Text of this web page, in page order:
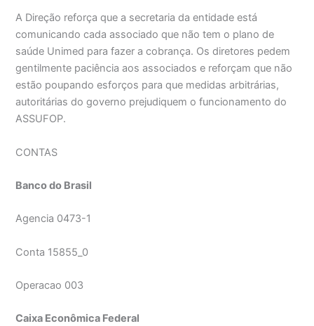
A Direção reforça que a secretaria da entidade está
comunicando cada associado que não tem o plano de
saúde Unimed para fazer a cobrança. Os diretores pedem
gentilmente paciência aos associados e reforçam que não
estão poupando esforços para que medidas arbitrárias,
autoritárias do governo prejudiquem o funcionamento do
ASSUFOP.
CONTAS
Banco do Brasil
Agencia 0473-1
Conta 15855_0
Operacao 003
Caixa Econômica Federal